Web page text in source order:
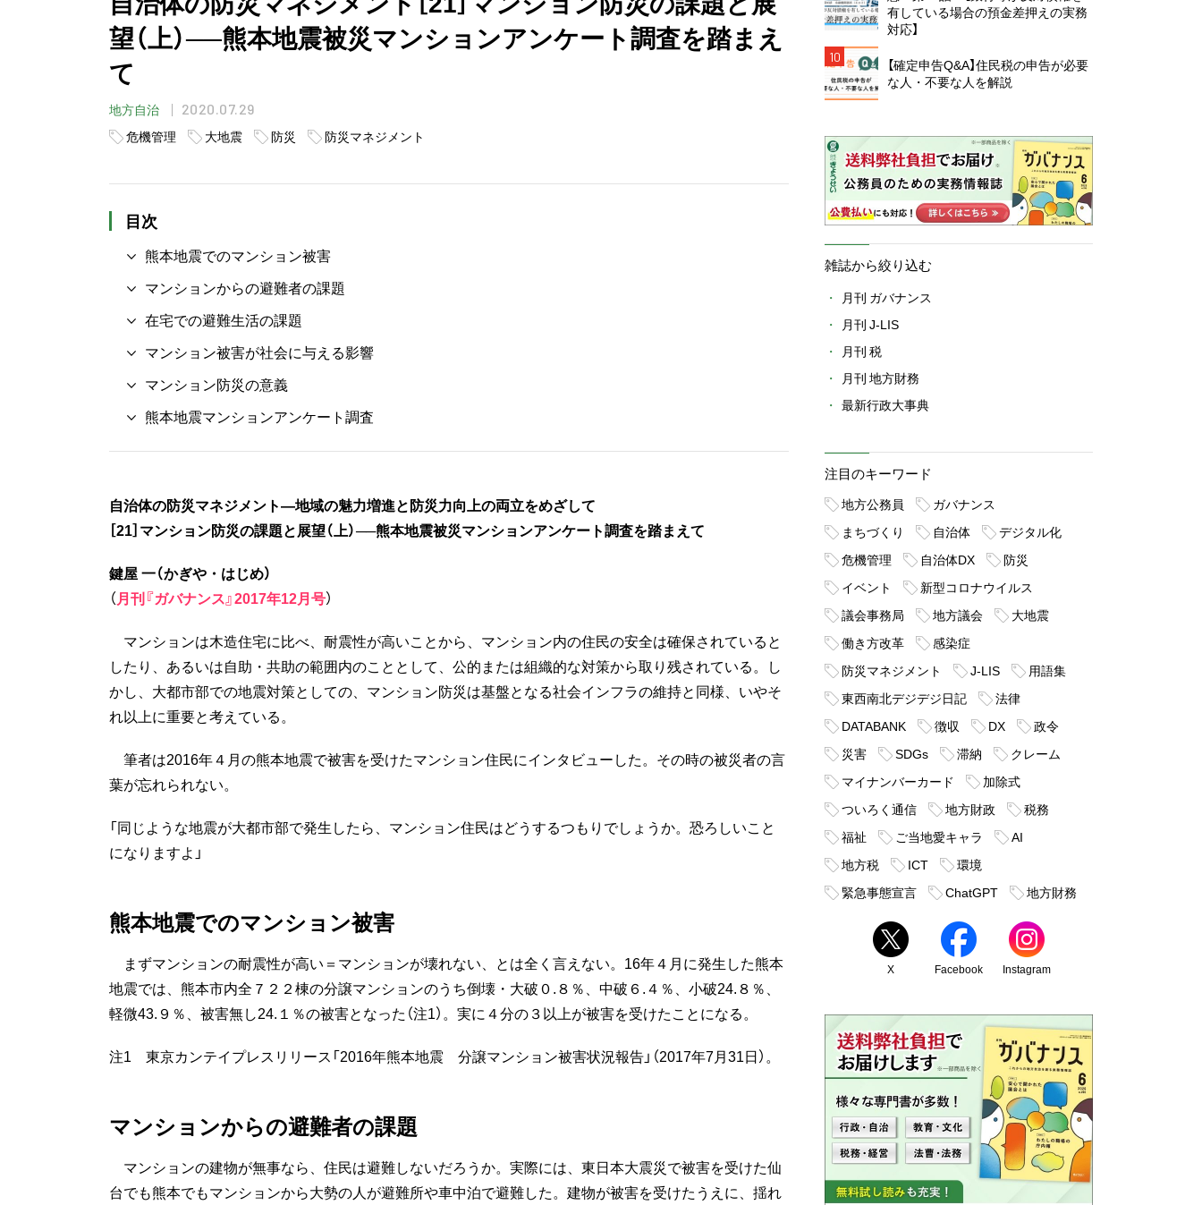
望（上）──熊本地震被災マンションアンケート調査を踏まえ
て
地方自治 2020.07.29
危機管理 大地震 防災 防災マネジメント
目次
熊本地震でのマンション被害
マンションからの避難者の課題
在宅での避難生活の課題
マンション被害が社会に与える影響
マンション防災の意義
熊本地震マンションアンケート調査
自治体の防災マネジメント―地域の魅力増進と防災力向上の両立をめざして
［21］マンション防災の課題と展望（上）──熊本地震被災マンションアンケート調査を踏まえて
鍵屋 一（かぎや・はじめ）
（月刊『ガバナンス』2017年12月号）
マンションは木造住宅に比べ、耐震性が高いことから、マンション内の住民の安全は確保されていると
したり、あるいは自助・共助の範囲内のこととして、公的または組織的な対策から取り残されている。し
かし、大都市部での地震対策としての、マンション防災は基盤となる社会インフラの維持と同様、いやそ
れ以上に重要と考えている。
筆者は2016年４月の熊本地震で被害を受けたマンション住民にインタビューした。その時の被災者の言
葉が忘れられない。
「同じような地震が大都市部で発生したら、マンション住民はどうするつもりでしょうか。恐ろしいこと
になりますよ」
熊本地震でのマンション被害
まずマンションの耐震性が高い＝マンションが壊れない、とは全く言えない。16年４月に発生した熊本
地震では、熊本市内全７２２棟の分譲マンションのうち倒壊・大破０.８％、中破６.４％、小破24.８％、
軽微43.９％、被害無し24.１％の被害となった（注1）。実に４分の３以上が被害を受けたことになる。
注1 東京カンテイプレスリリース「2016年熊本地震 分譲マンション被害状況報告」（2017年7月31日）。
マンションからの避難者の課題
マンションの建物が無事なら、住民は避難しないだろうか。実際には、東日本大震災で被害を受けた仙
台でも熊本でもマンションから大勢の人が避難所や車中泊で避難した。建物が被害を受けたうえに、揺れ
有している場合の預金差押えの実務
対応】
10
【確定申告Q&A】住民税の申告が必要
な人・不要な人を解説
雑誌から絞り込む
月刊 ガバナンス
月刊 J-LIS
月刊 税
月刊 地方財務
最新行政大事典
注目のキーワード
地方公務員
ガバナンス
まちづくり
自治体
デジタル化
危機管理
自治体DX
防災
イベント
新型コロナウイルス
議会事務局
地方議会
大地震
働き方改革
感染症
防災マネジメント
J-LIS
用語集
東西南北デジデジ日記
法律
DATABANK
徴収 DX
政令
災害
SDGs 滞納
クレーム
マイナンバーカード
加除式
ついろく通信
地方財政
税務
福祉
ご当地愛キャラ
AI
地方税
ICT
環境
緊急事態宣言
ChatGPT 地方財務
X Facebook Instagram